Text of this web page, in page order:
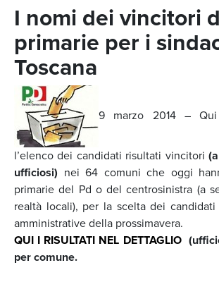
I nomi dei vincitori
primarie per i
Toscana
9 marzo 2014 –
l’elenco dei candidati risultati vincitori
ufficiosi) nei 64 comuni che oggi
primarie del Pd o del centrosinistra (a
realtà locali), per la scelta dei
amministrative della prossimavera.
QUI I RISULTATI NEL DETTAGLIO
per comune.